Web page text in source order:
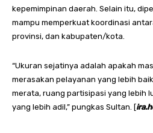
kepemimpinan daerah. Selain itu,
mampu memperkuat koordinasi
provinsi, dan kabupaten/kota.
“Ukuran sejatinya adalah apakah
merasakan pelayanan yang lebih
merata, ruang partisipasi yang lebih
yang lebih adil,” pungkas Sultan. [